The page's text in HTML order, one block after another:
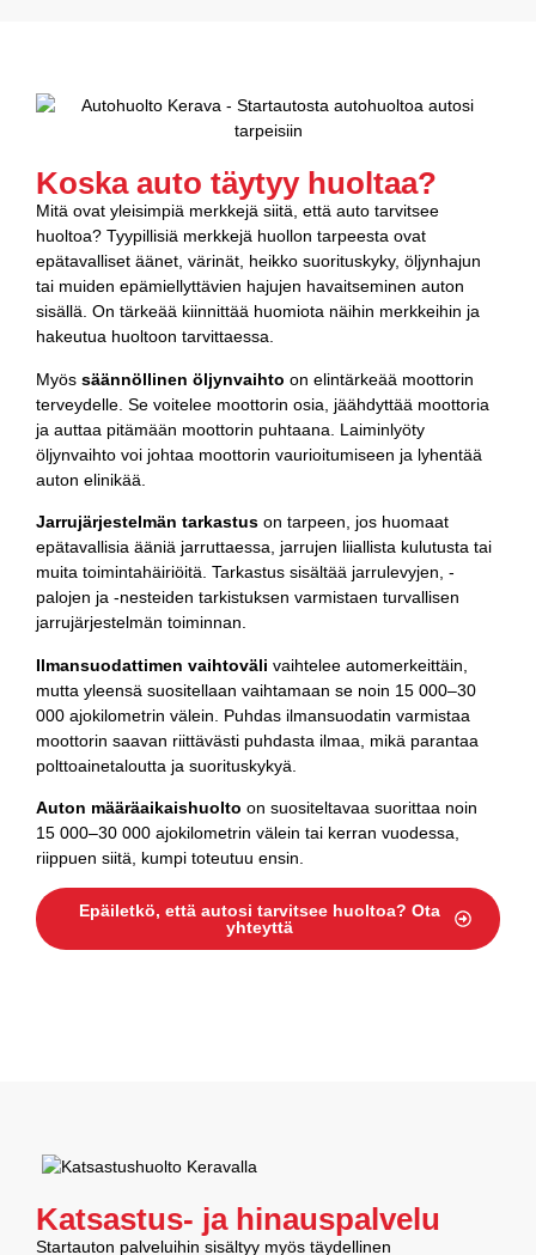
Koska auto täytyy huoltaa?
Mitä ovat yleisimpiä merkkejä siitä, että auto tarvitsee
huoltoa? Tyypillisiä merkkejä huollon tarpeesta ovat
epätavalliset äänet, värinät, heikko suorituskyky, öljynhajun
tai muiden epämiellyttävien hajujen havaitseminen auton
sisällä. On tärkeää kiinnittää huomiota näihin merkkeihin ja
hakeutua huoltoon tarvittaessa.
Myös säännöllinen öljynvaihto on elintärkeää moottorin
terveydelle. Se voitelee moottorin osia, jäähdyttää moottoria
ja auttaa pitämään moottorin puhtaana. Laiminlyöty
öljynvaihto voi johtaa moottorin vaurioitumiseen ja lyhentää
auton elinikää.
Jarrujärjestelmän tarkastus on tarpeen, jos huomaat
epätavallisia ääniä jarruttaessa, jarrujen liiallista kulutusta tai
muita toimintahäiriöitä. Tarkastus sisältää jarrulevyjen, -
palojen ja -nesteiden tarkistuksen varmistaen turvallisen
jarrujärjestelmän toiminnan.
Ilmansuodattimen vaihtoväli vaihtelee automerkeittäin,
mutta yleensä suositellaan vaihtamaan se noin 15 000–30
000 ajokilometrin välein. Puhdas ilmansuodatin varmistaa
moottorin saavan riittävästi puhdasta ilmaa, mikä parantaa
polttoainetaloutta ja suorituskykyä.
Auton määräaikaishuolto on suositeltavaa suorittaa noin
15 000–30 000 ajokilometrin välein tai kerran vuodessa,
riippuen siitä, kumpi toteutuu ensin.
Epäiletkö, että autosi tarvitsee huoltoa? Ota
yhteyttä
Katsastus- ja hinauspalvelu
Startauton palveluihin sisältyy myös täydellinen